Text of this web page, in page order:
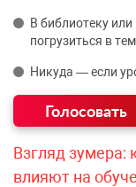
В библиотеку
погрузиться в
Никуда — если
Взгляд зумера:
влияют на